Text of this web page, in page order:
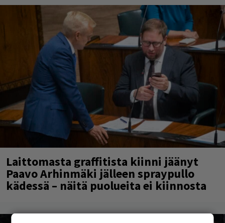
Laittomasta graffitista kiinni jäänyt
Paavo Arhinmäki jälleen spraypullo
kädessä – näitä puolueita ei kiinnosta